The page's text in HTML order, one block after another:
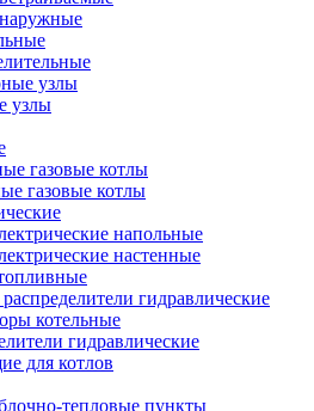
узлы
узлы
газовые котлы
газовые котлы
напольные
настенные
гидравлические
котельные
гидравлические
для котлов
тепловые пункты